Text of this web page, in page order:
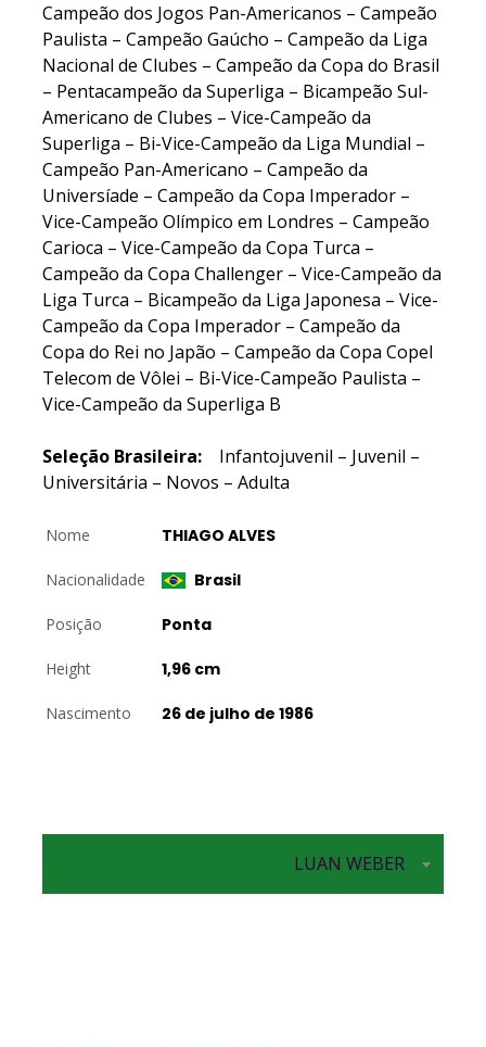
Campeão dos Jogos Pan-Americanos – Campeão
Paulista – Campeão Gaúcho – Campeão da Liga
Nacional de Clubes – Campeão da Copa do Brasil
– Pentacampeão da Superliga – Bicampeão Sul-
Americano de Clubes – Vice-Campeão da
Superliga – Bi-Vice-Campeão da Liga Mundial –
Campeão Pan-Americano – Campeão da
Universíade – Campeão da Copa Imperador –
Vice-Campeão Olímpico em Londres – Campeão
Carioca – Vice-Campeão da Copa Turca –
Campeão da Copa Challenger – Vice-Campeão da
Liga Turca – Bicampeão da Liga Japonesa – Vice-
Campeão da Copa Imperador – Campeão da
Copa do Rei no Japão – Campeão da Copa Copel
Telecom de Vôlei – Bi-Vice-Campeão Paulista –
Vice-Campeão da Superliga B
Seleção Brasileira: Infantojuvenil – Juvenil –
Universitária – Novos – Adulta
Nome THIAGO ALVES
Nacionalidade Brasil
Posição Ponta
Height 1,96 cm
Nascimento 26 de julho de 1986
LUAN WEBER